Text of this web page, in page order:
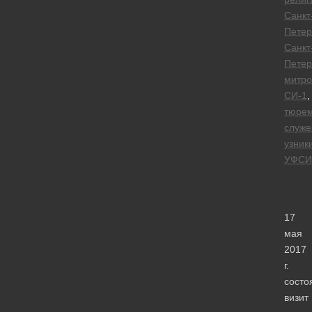
СИ-1
17
мая
2017
г.
визит